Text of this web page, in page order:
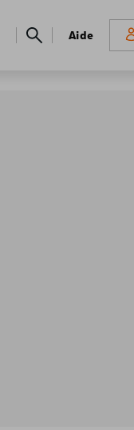
navigation
Aide